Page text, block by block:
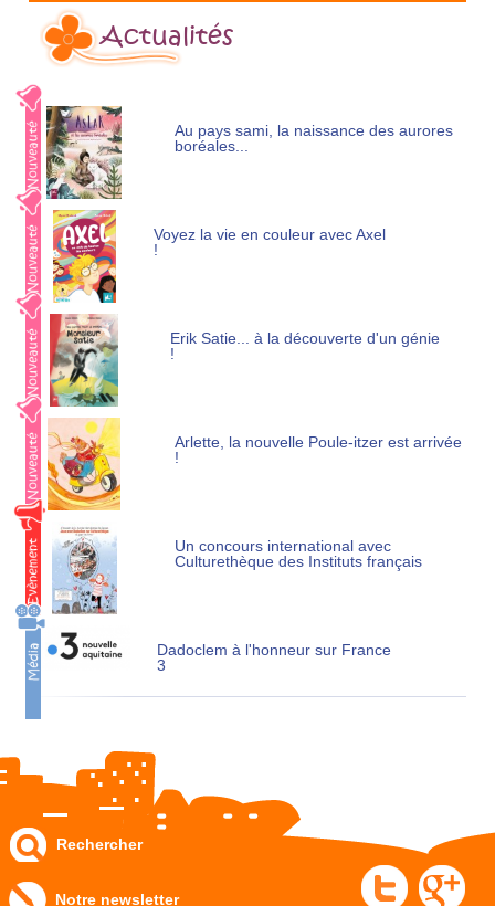
Actualités
Au pays sami, la naissance des aurores
boréales...
Voyez la vie en couleur avec Axel
!
Erik Satie... à la découverte d'un génie
!
Arlette, la nouvelle Poule-itzer est arrivée
!
Un concours international avec
Culturethèque des Instituts français
Dadoclem à l'honneur sur France
3
Notre newsletter
Rechercher